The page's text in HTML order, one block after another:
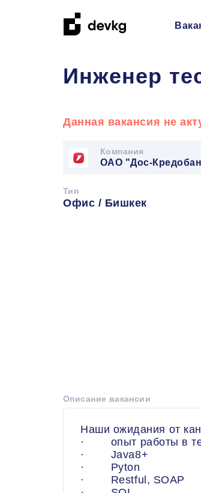
Инженер
Данная вакансия не
Компания
ОАО "Дос-
Тип
Офис / Бишкек
Описание вакансии
Наши ожидания от
· опыт работы в
· Java8+
· Pyton
· Restful, SOAP